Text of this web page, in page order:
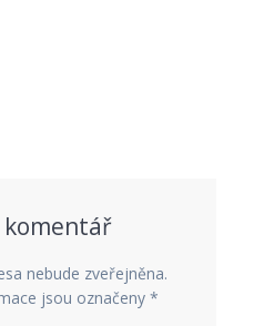
komentář
nebude zveřejněna.
jsou označeny *